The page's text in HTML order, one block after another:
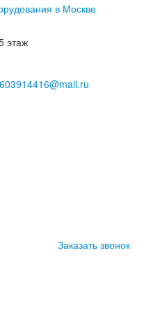
этаж
3914416@mail.ru
Заказать звонок